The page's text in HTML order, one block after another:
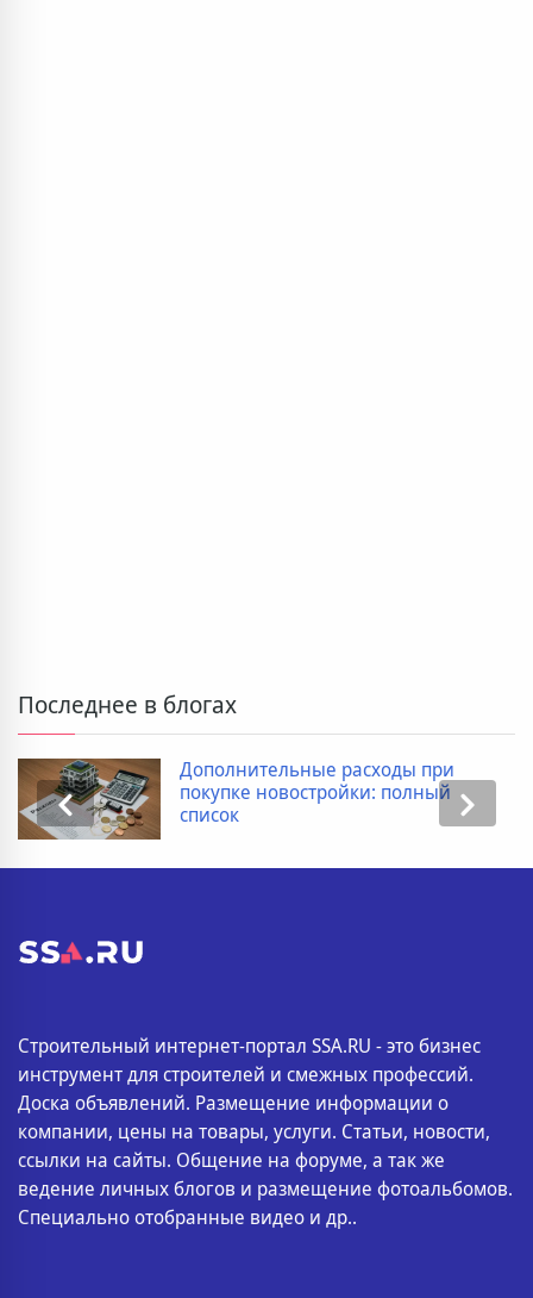
Последнее в блогах
Дополнительные расходы при
покупке новостройки: полный
список
Строительный интернет-портал SSA.RU - это бизнес
инструмент для строителей и смежных профессий.
Доска объявлений. Размещение информации о
компании, цены на товары, услуги. Статьи, новости,
ссылки на сайты. Общение на форуме, а так же
ведение личных блогов и размещение фотоальбомов.
Специально отобранные видео и др..